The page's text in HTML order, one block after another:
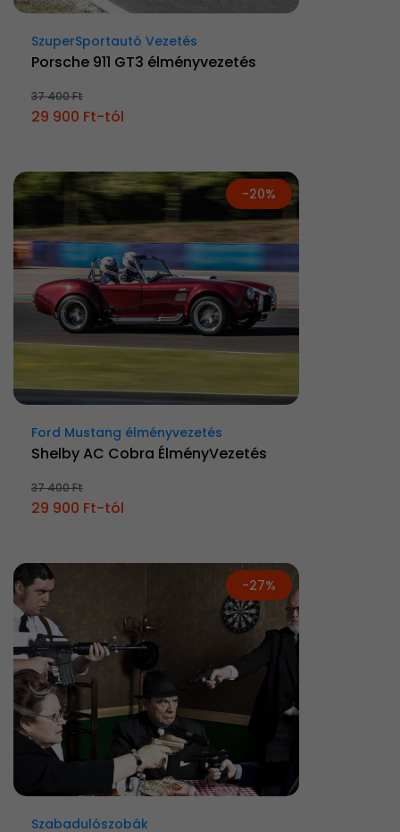
SzuperSportautó Vezetés
Porsche 911 GT3 élményvezetés
37 400 Ft
29 900 Ft-tól
-20%
Ford Mustang élményvezetés
Shelby AC Cobra ÉlményVezetés
37 400 Ft
29 900 Ft-tól
-27%
Szabadulószobák